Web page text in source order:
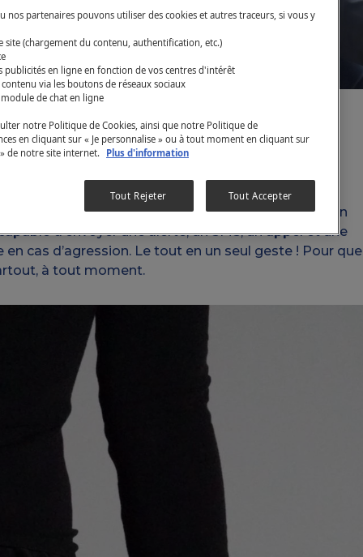
PROJET EN UNE PHRASE?​
femmes avec son porte-clé connecté anti-agression
d’envoyer une alerte, un SMS, un appel et une
cas d’agression. Le tout en un seul geste ! Pour que
à tout moment.
nos partenaires pouvons utiliser des cookies et autres traceurs, si vous y
(chargement du contenu, authentification, etc.)
publicités en ligne en fonction de vos centres d'intérêt
via les boutons de réseaux sociaux
de chat en ligne
notre Politique de Cookies, ainsi que notre Politique de
en cliquant sur « Je personnalise » ou à tout moment en cliquant sur
de notre site internet.
Plus d'information
Tout Rejeter Tout Accepter